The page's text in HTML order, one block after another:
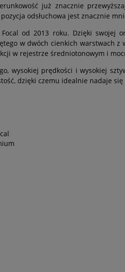
już znacznie
odsłuchowa jest znacznie
od 2013 roku. Dzięki swojej
w dwóch cienkich warstwach
w rejestrze średniotonowym i
wysokiej prędkości i wysokiej
dzięki czemu idealnie nadaje